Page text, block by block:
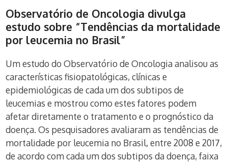
Observatório de Oncologia divulga
estudo sobre “Tendências da mortalidade
por leucemia no Brasil”
Um estudo do Observatório de Oncologia analisou as
características fisiopatológicas, clínicas e
epidemiológicas de cada um dos subtipos de
leucemias e mostrou como estes fatores podem
afetar diretamente o tratamento e o prognóstico da
doença. Os pesquisadores avaliaram as tendências de
mortalidade por leucemia no Brasil, entre 2008 e 2017,
de acordo com cada um dos subtipos da doença, faixa